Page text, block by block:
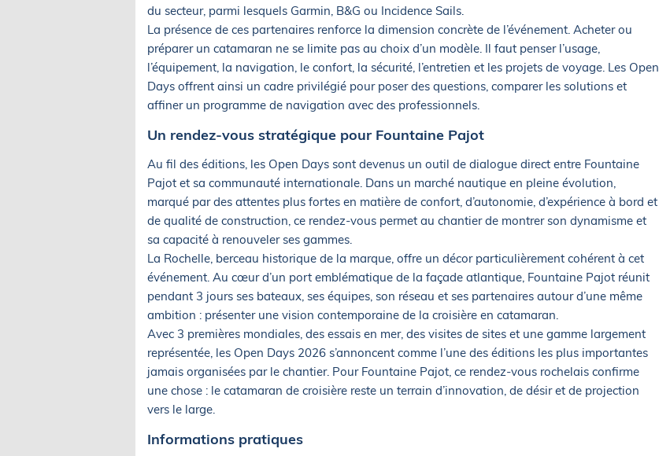
du secteur, parmi lesquels Garmin, B&G ou Incidence Sails.
La présence de ces partenaires renforce la dimension concrète de l’événement. Acheter ou
préparer un catamaran ne se limite pas au choix d’un modèle. Il faut penser l’usage,
l’équipement, la navigation, le confort, la sécurité, l’entretien et les projets de voyage. Les Open
Days offrent ainsi un cadre privilégié pour poser des questions, comparer les solutions et
affiner un programme de navigation avec des professionnels.
Un rendez-vous stratégique pour Fountaine Pajot
Au fil des éditions, les Open Days sont devenus un outil de dialogue direct entre Fountaine
Pajot et sa communauté internationale. Dans un marché nautique en pleine évolution,
marqué par des attentes plus fortes en matière de confort, d’autonomie, d’expérience à bord et
de qualité de construction, ce rendez-vous permet au chantier de montrer son dynamisme et
sa capacité à renouveler ses gammes.
La Rochelle, berceau historique de la marque, offre un décor particulièrement cohérent à cet
événement. Au cœur d’un port emblématique de la façade atlantique, Fountaine Pajot réunit
pendant 3 jours ses bateaux, ses équipes, son réseau et ses partenaires autour d’une même
ambition : présenter une vision contemporaine de la croisière en catamaran.
Avec 3 premières mondiales, des essais en mer, des visites de sites et une gamme largement
représentée, les Open Days 2026 s’annoncent comme l’une des éditions les plus importantes
jamais organisées par le chantier. Pour Fountaine Pajot, ce rendez-vous rochelais confirme
une chose : le catamaran de croisière reste un terrain d’innovation, de désir et de projection
vers le large.
Informations pratiques